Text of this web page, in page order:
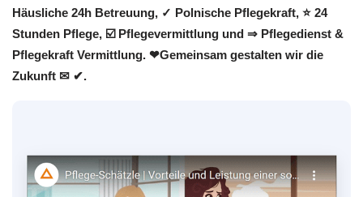
Häusliche 24h Betreuung, ✓ Polnische Pflegekraft, ⭐ 24
Stunden Pflege, ☑️ Pflegevermittlung und ⇒ Pflegedienst &
Pflegekraft Vermittlung. ❤Gemeinsam gestalten wir die
Zukunft ✉ ✔.